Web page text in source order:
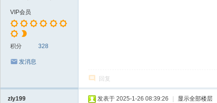
VIP会员
积分 328
发消息
回复
zly199 发表于 2025-1-26 08:39:26 显示全部楼层